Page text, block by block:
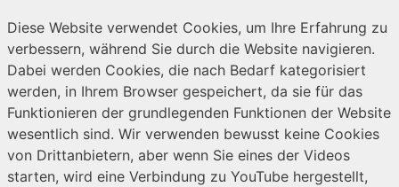
Diese Website verwendet Cookies, um Ihre Erfahrung zu
verbessern, während Sie durch die Website navigieren.
Dabei werden Cookies, die nach Bedarf kategorisiert
werden, in Ihrem Browser gespeichert, da sie für das
Funktionieren der grundlegenden Funktionen der Website
wesentlich sind. Wir verwenden bewusst keine Cookies
von Drittanbietern, aber wenn Sie eines der Videos
starten, wird eine Verbindung zu YouTube hergestellt,